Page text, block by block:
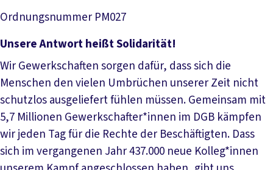
Ordnungsnummer PM027
Unsere Antwort heißt Solidarität!
Wir Gewerkschaften sorgen dafür, dass sich die
Menschen den vielen Umbrüchen unserer Zeit nicht
schutzlos ausgeliefert fühlen müssen. Gemeinsam mit
5,7 Millionen Gewerkschafter*innen im DGB kämpfen
wir jeden Tag für die Rechte der Beschäftigten. Dass
sich im vergangenen Jahr 437.000 neue Kolleg*innen